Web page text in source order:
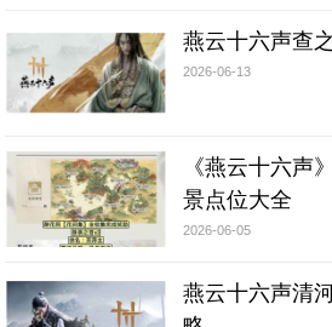
燕云十六声查
2026-06-13
《燕云十六声
景点位大全
2026-06-05
燕云十六声清